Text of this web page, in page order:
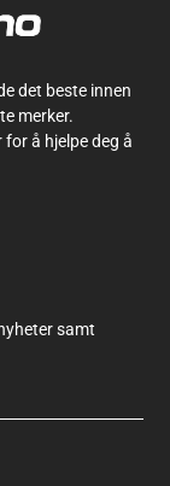
det beste innen
merker.
å hjelpe deg å
samt